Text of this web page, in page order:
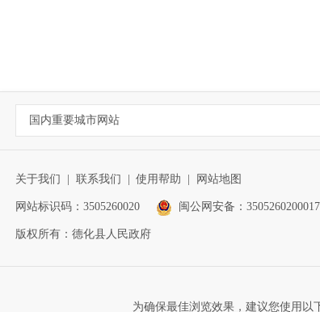
国内重要城市网站
关于我们 联系我们 使用帮助 网站地图
网站标识码：3505260020 闽公网安备：
版权所有：德化县人民政府
为确保最佳浏览效果，建议您使用以